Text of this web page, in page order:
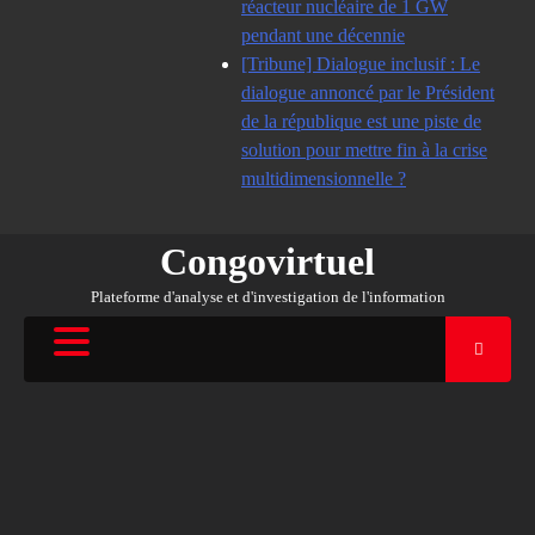
réacteur nucléaire de 1 GW
pendant une décennie
[Tribune] Dialogue inclusif : Le
dialogue annoncé par le Président
de la république est une piste de
solution pour mettre fin à la crise
multidimensionnelle ?
Congovirtuel
Plateforme d'analyse et d'investigation de l'information